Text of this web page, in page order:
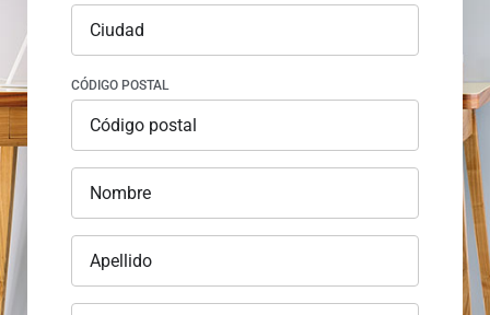
CÓDIGO POSTAL